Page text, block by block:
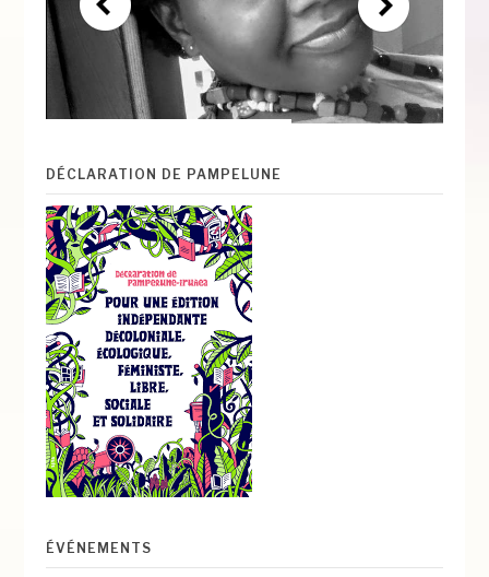
DÉCLARATION DE PAMPELUNE
ÉVÉNEMENTS